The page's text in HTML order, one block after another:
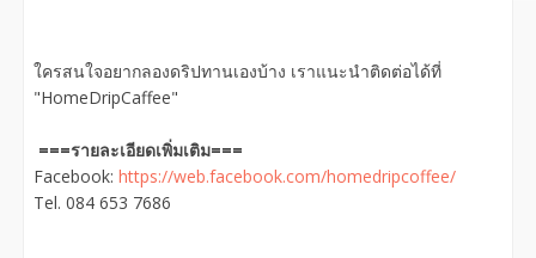
ใครสนใจอยากลองดริปทานเองบ้าง เราแนะนำติดต่อได้ที่
"HomeDripCaffee"
===รายละเอียดเพิ่มเติม===
Facebook: https://web.facebook.com/homedripcoffee/
Tel. 084 653 7686